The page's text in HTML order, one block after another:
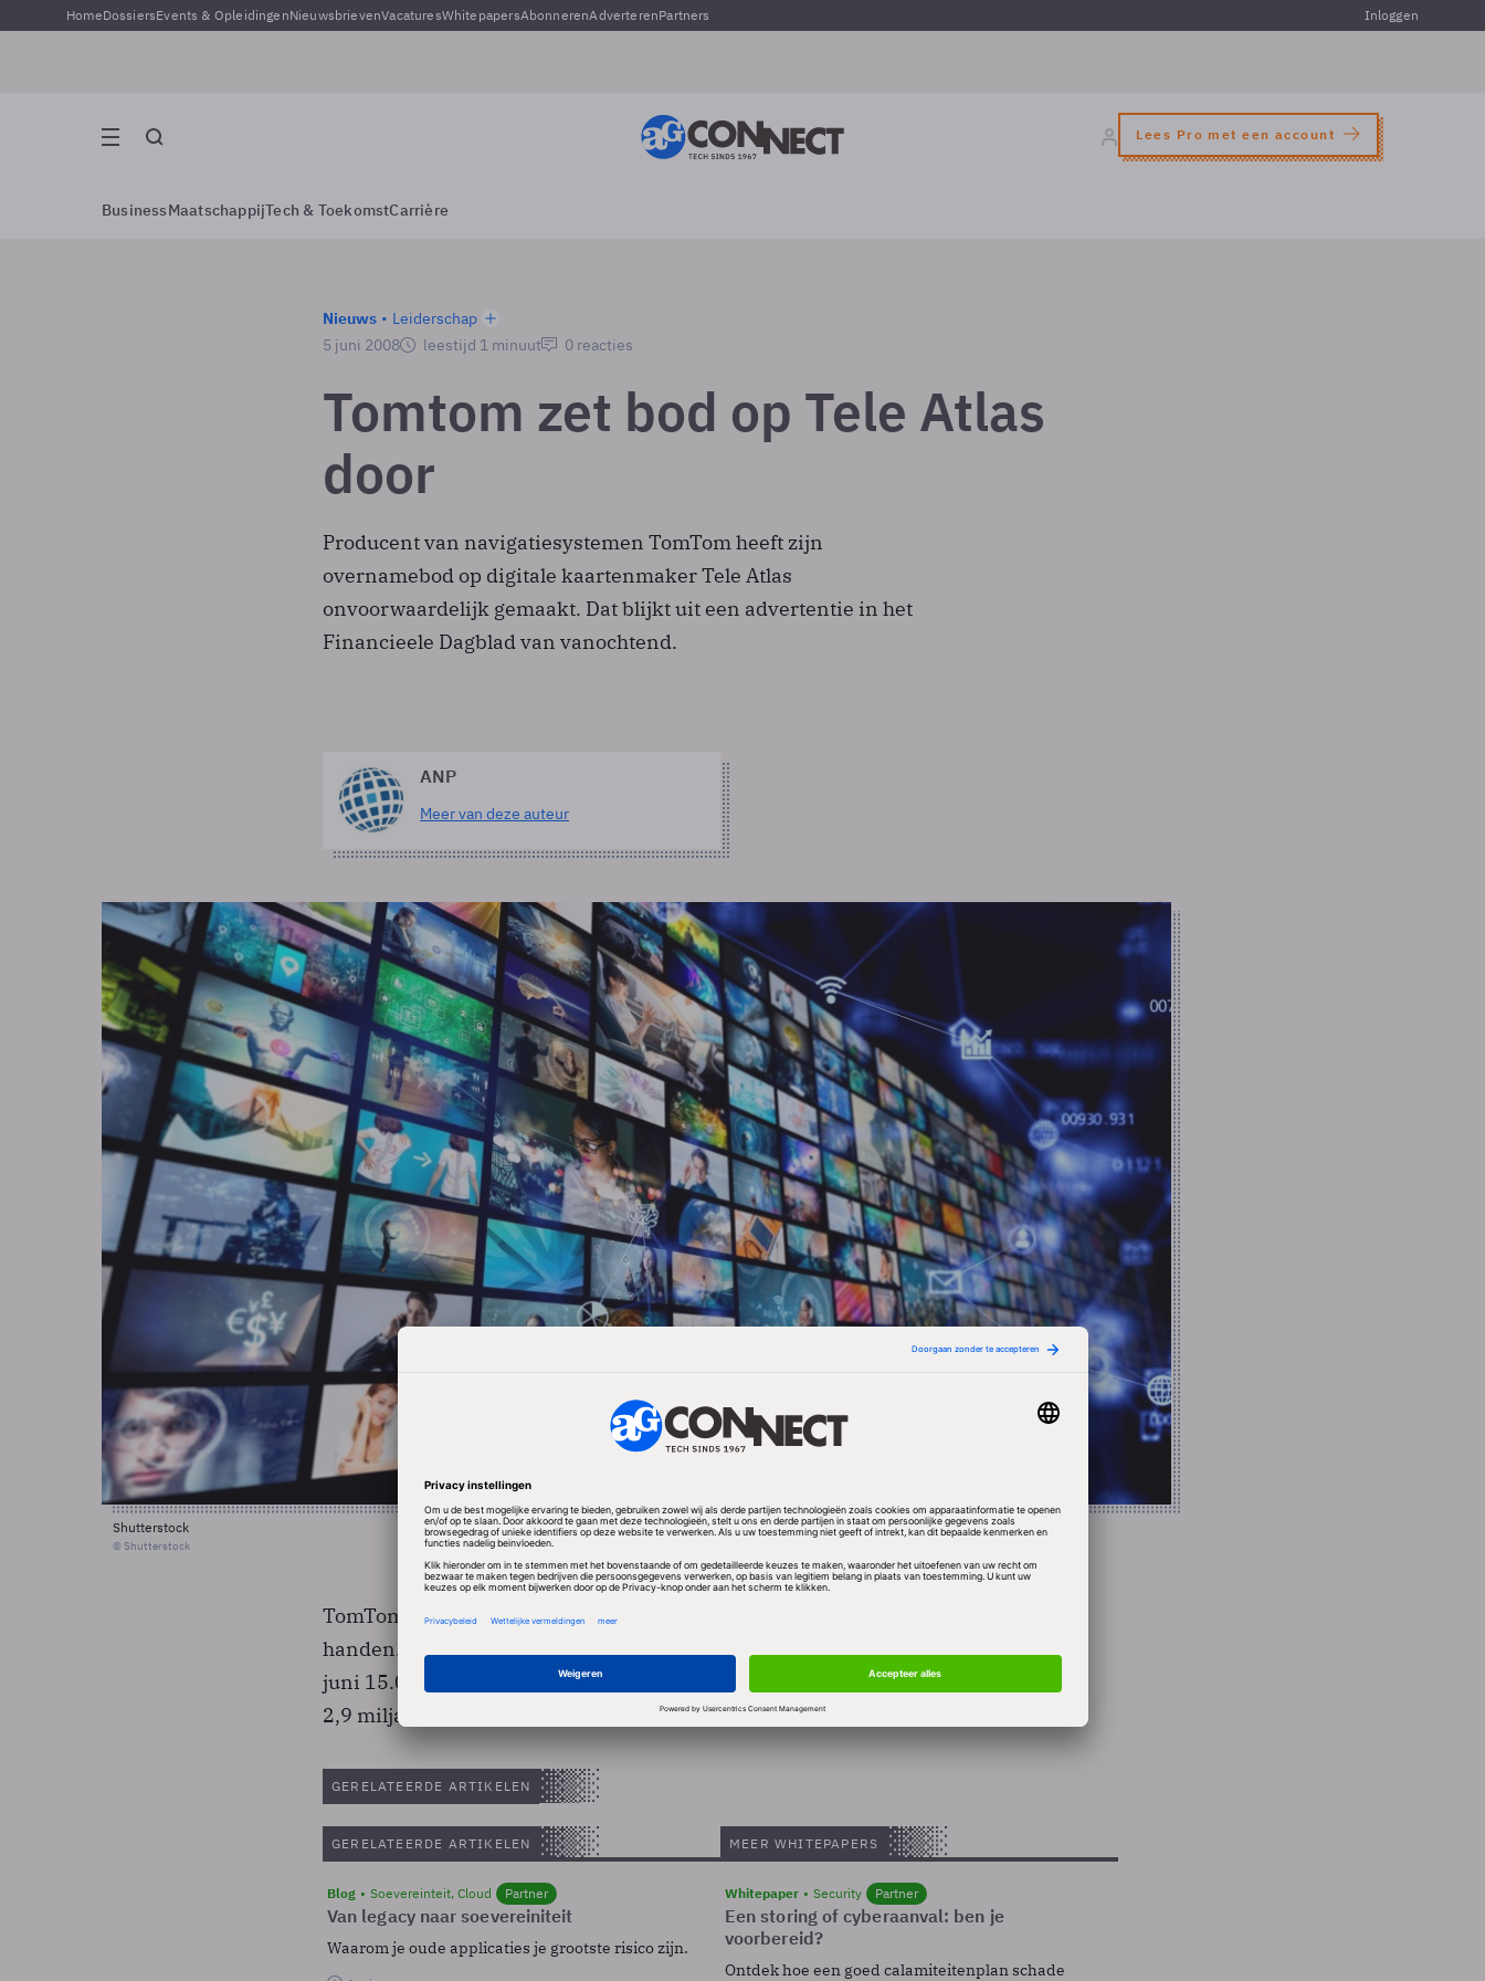
HomeDossiersEvents & OpleidingenNieuwsbrievenVacaturesWhitepapersAbonnerenAdverterenPartners Inloggen
Lees Pro met een account
BusinessMaatschappijTech & ToekomstCarrière
Nieuws
Leiderschap
5 juni 2008
leestijd 1 minuut 0 reacties
Tomtom zet bod op Tele Atlas
door
Producent van navigatiesystemen TomTom heeft zijn
overnamebod op digitale kaartenmaker Tele Atlas
onvoorwaardelijk gemaakt. Dat blijkt uit een advertentie in het
Financieele Dagblad van vanochtend.
ANP
Meer van deze auteur
Shutterstock
© Shutterstock
TomTom heeft 97,48 procent van alle uitstaande aandelen Tele Atlas in
handen. Aandeelhouders die nog aandelen Tele Atlas bezitten krijgen tot 26
juni 15.00 uur de tijd deze alsnog aan te melden bij TomTom. TomTom heeft
2,9 miljard euro over voor Tele Atlas.
GERELATEERDE ARTIKELEN
GERELATEERDE ARTIKELEN
Blog Soevereinteit, Cloud Partner
Van legacy naar soevereiniteit
Waarom je oude applicaties je grootste risico zijn.
MEER WHITEPAPERS
Whitepaper Security Partner
Een storing of cyberaanval: ben je
voorbereid?
Ontdek hoe een goed calamiteitenplan schade